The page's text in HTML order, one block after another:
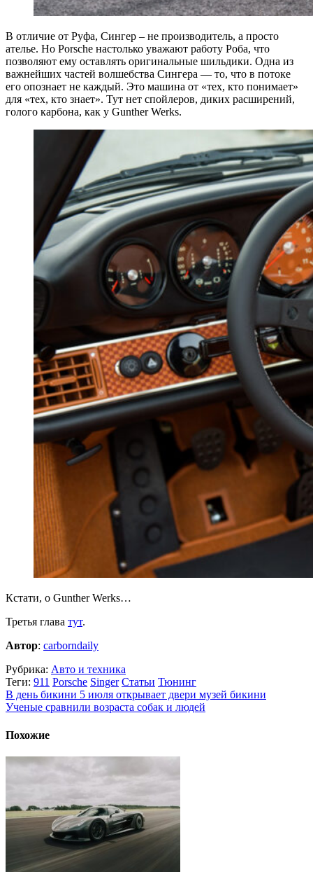
В отличие от Руфа, Сингер – не производитель, а просто
ателье. Но Porsche настолько уважают работу Роба, что
позволяют ему оставлять оригинальные шильдики. Одна из
важнейших частей волшебства Сингера — то, что в потоке
его опознает не каждый. Это машина от «тех, кто понимает»
для «тех, кто знает». Тут нет спойлеров, диких расширений,
голого карбона, как у Gunther Werks.
Кстати, о Gunther Werks…
Третья глава тут.
Автор: carborndaily
Рубрика: Авто и техника
Теги: 911 Porsche Singer Статьи Тюнинг
В день бикини 5 июля открывает двери музей бикини
Ученые сравнили возраста собак и людей
Похожие